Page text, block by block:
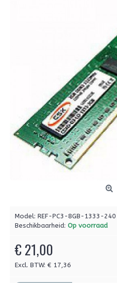
Model: REF-PC3-8GB-1333-240
Beschikbaarheid: Op voorraad
€ 21,00
Excl. BTW: € 17,36